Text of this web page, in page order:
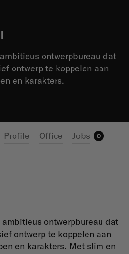
ontwerpbureau dat
ontwerp te koppelen aan
en karakters.
Profile Office Jobs 0
ontwerpbureau dat
ontwerp te koppelen aan
en karakters. Met slim en